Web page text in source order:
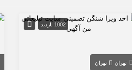
1002 بازدید
تهران تهران